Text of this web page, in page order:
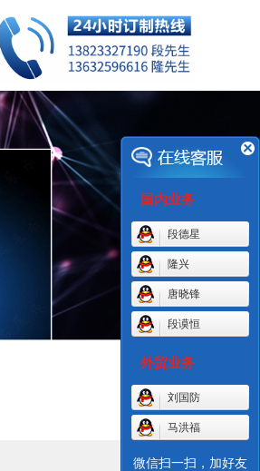
国内业务
段德星
隆兴
唐晓锋
段谟恒
外贸业务
刘国防
马洪福
微信扫一扫，加好友